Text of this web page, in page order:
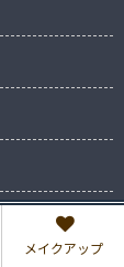
メイクアップ